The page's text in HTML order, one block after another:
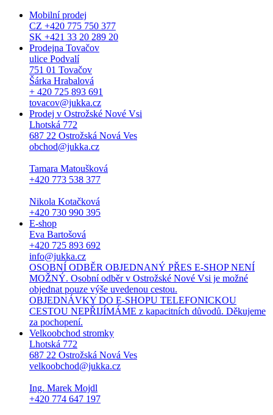
Mobilní prodej
CZ +420 775 750 377
SK +421 33 20 289 20
Prodejna Tovačov
ulice Podvalí
751 01 Tovačov
Šárka Hrabalová
+ 420 725 893 691
tovacov@jukka.cz
Prodej v Ostrožské Nové Vsi
Lhotská 772
687 22 Ostrožská Nová Ves
obchod@jukka.cz
Tamara Matoušková
+420 773 538 377
Nikola Kotačková
+420 730 990 395
E-shop
Eva Bartošová
+420 725 893 692
info@jukka.cz
OSOBNÍ ODBĚR OBJEDNANÝ PŘES E-SHOP NENÍ
MOŽNÝ. Osobní odběr v Ostrožské Nové Vsi je možné
objednat pouze výše uvedenou cestou.
OBJEDNÁVKY DO E-SHOPU TELEFONICKOU
CESTOU NEPŘIJÍMÁME z kapacitních důvodů. Děkujeme
za pochopení.
Velkoobchod stromky
Lhotská 772
687 22 Ostrožská Nová Ves
velkoobchod@jukka.cz
Ing. Marek Mojdl
+420 774 647 197